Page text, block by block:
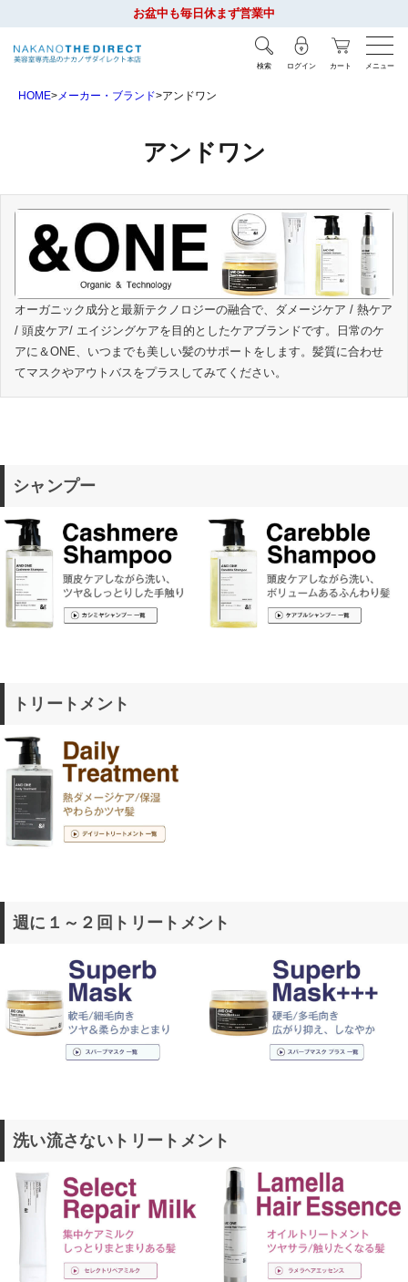
お盆中も毎日休まず営業中
検索 ログイン カート メニュー
HOME メーカー・ブランド アンドワン
アンドワン
オーガニック成分と最新テクノロジーの融合で、ダメージケア / 熱ケア
/ 頭皮ケア/ エイジングケアを目的としたケアブランドです。日常のケ
アに＆ONE、いつまでも美しい髪のサポートをします。髪質に合わせ
てマスクやアウトバスをプラスしてみてください。
シャンプー
トリートメント
週に１～２回トリートメント
洗い流さないトリートメント